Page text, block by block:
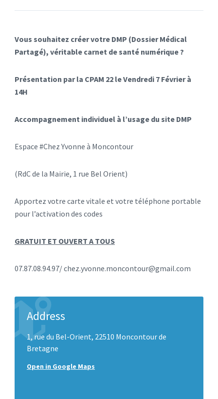
Vous souhaitez créer votre DMP (Dossier Médical
Partagé), véritable carnet de santé numérique ?
Présentation par la CPAM 22 le Vendredi 7 Février à
14H
Accompagnement individuel à l’usage du site DMP
Espace #Chez Yvonne à Moncontour
(RdC de la Mairie, 1 rue Bel Orient)
Apportez votre carte vitale et votre téléphone portable
pour l’activation des codes
GRATUIT ET OUVERT A TOUS
07.87.08.94.97/ chez.yvonne.moncontour@gmail.com
Address
1, rue du Bel-Orient, 22510 Moncontour de
Bretagne
Open in Google Maps